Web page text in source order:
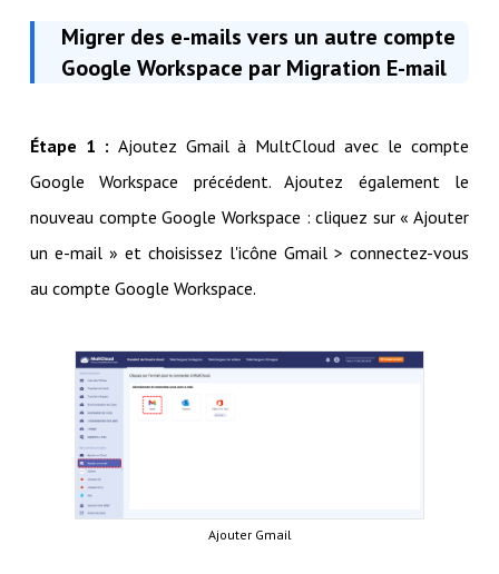
Migrer des e-mails vers un autre compte
Google Workspace par Migration E-mail
Étape 1 : Ajoutez Gmail à MultCloud avec le compte
Google Workspace précédent. Ajoutez également le
nouveau compte Google Workspace : cliquez sur « Ajouter
un e-mail » et choisissez l'icône Gmail > connectez-vous
au compte Google Workspace.
Ajouter Gmail